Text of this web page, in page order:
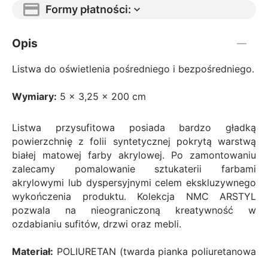
Formy płatności:
Opis
Listwa do oświetlenia pośredniego i bezpośredniego.
Wymiary: 5 x 3,25 x 200 cm
Listwa przysufitowa posiada bardzo gładką
powierzchnię z folii syntetycznej pokrytą warstwą
białej matowej farby akrylowej. Po zamontowaniu
zalecamy pomalowanie sztukaterii farbami
akrylowymi lub dyspersyjnymi celem ekskluzywnego
wykończenia produktu. Kolekcja NMC ARSTYL
pozwala na nieograniczoną kreatywność w
ozdabianiu sufitów, drzwi oraz mebli.
Materiał: POLIURETAN (twarda pianka poliuretanowa